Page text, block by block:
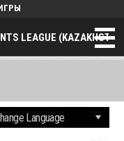
LEAGUE